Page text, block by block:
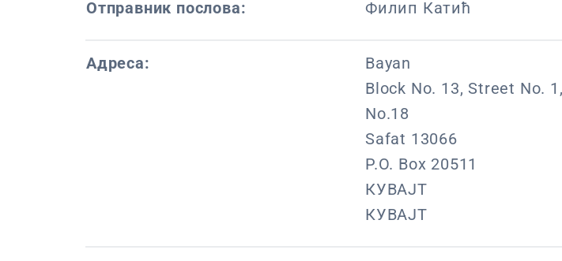
Отправник послова: Филип Катић
Адреса:
Bayan
Block No. 13, Street No.
No.18
Safat 13066
P.O. Box 20511
КУВАЈТ
КУВАЈТ